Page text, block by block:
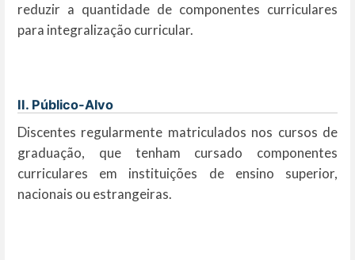
reduzir a quantidade de componentes curriculares
para integralização curricular.
II. Público-Alvo
Discentes regularmente matriculados nos cursos de
graduação, que tenham cursado componentes
curriculares em instituições de ensino superior,
nacionais ou estrangeiras.